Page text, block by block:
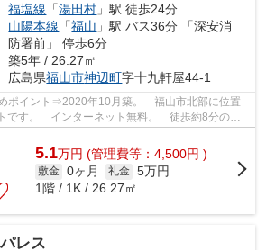
福塩線 「湯田村 」駅 徒歩24分
山陽本線 「福山 」駅 バス36分 「深安消
防署前」 停歩6分
築5年 / 26.27㎡
広島県福山市神辺町字十九軒屋44-1
めポイント⇒2020年10月築。 福山市北部に位置
です。 インターネット無料。 徒歩約8分のと
トアがあり、徒...
5.1万円 (管理費等：4,500円 )
敷金 0ヶ月 礼金 5万円
1階 / 1K / 26.27㎡
レス